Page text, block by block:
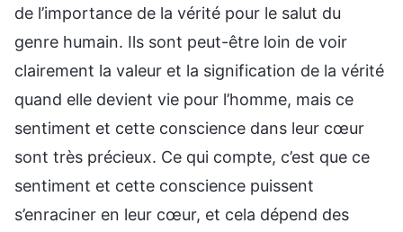
de l’importance de la vérité pour le salut du
genre humain. Ils sont peut-être loin de voir
clairement la valeur et la signification de la vérité
quand elle devient vie pour l’homme, mais ce
sentiment et cette conscience dans leur cœur
sont très précieux. Ce qui compte, c’est que ce
sentiment et cette conscience puissent
s’enraciner en leur cœur, et cela dépend des